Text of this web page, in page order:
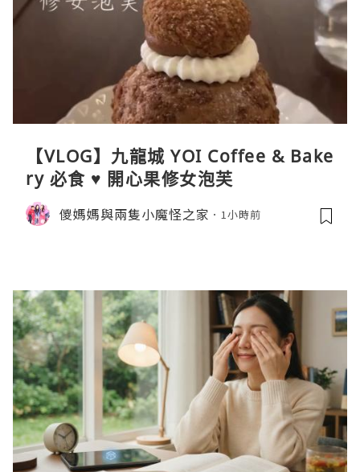
【VLOG】九龍城 YOI Coffee & Bake
ry 必食 ♥ 開心果修女泡芙
儍媽媽與兩隻小魔怪之家 1小時前